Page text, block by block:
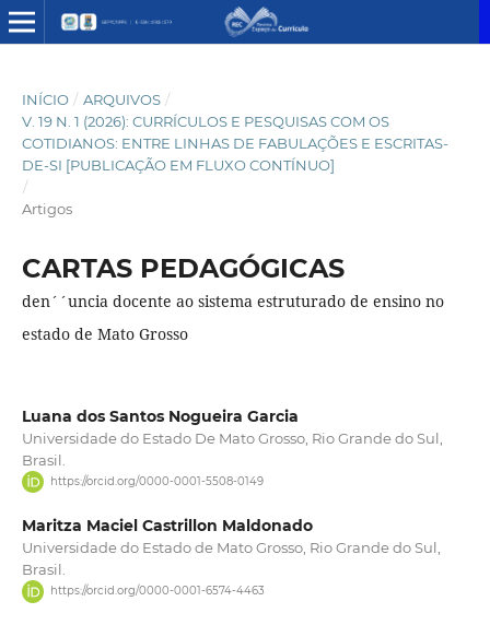
INÍCIO / ARQUIVOS /
V. 19 N. 1 (2026): CURRÍCULOS E PESQUISAS COM OS
COTIDIANOS: ENTRE LINHAS DE FABULAÇÕES E ESCRITAS-
DE-SI [PUBLICAÇÃO EM FLUXO CONTÍNUO]
/
Artigos
CARTAS PEDAGÓGICAS
den´´uncia docente ao sistema estruturado de ensino no
estado de Mato Grosso
Luana dos Santos Nogueira Garcia
Universidade do Estado De Mato Grosso, Rio Grande do Sul,
Brasil.
https://orcid.org/0000-0001-5508-0149
Maritza Maciel Castrillon Maldonado
Universidade do Estado de Mato Grosso, Rio Grande do Sul,
Brasil.
https://orcid.org/0000-0001-6574-4463